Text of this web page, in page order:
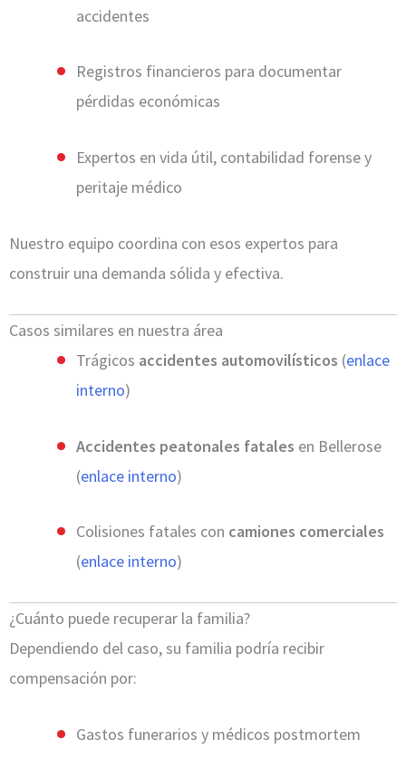
accidentes
Registros financieros para documentar
pérdidas económicas
Expertos en vida útil, contabilidad forense y
peritaje médico
Nuestro equipo coordina con esos expertos para
construir una demanda sólida y efectiva.
Casos similares en nuestra área
Trágicos accidentes automovilísticos (enlace
interno)
Accidentes peatonales fatales en Bellerose
(enlace interno)
Colisiones fatales con camiones comerciales
(enlace interno)
¿Cuánto puede recuperar la familia?
Dependiendo del caso, su familia podría recibir
compensación por:
Gastos funerarios y médicos postmortem